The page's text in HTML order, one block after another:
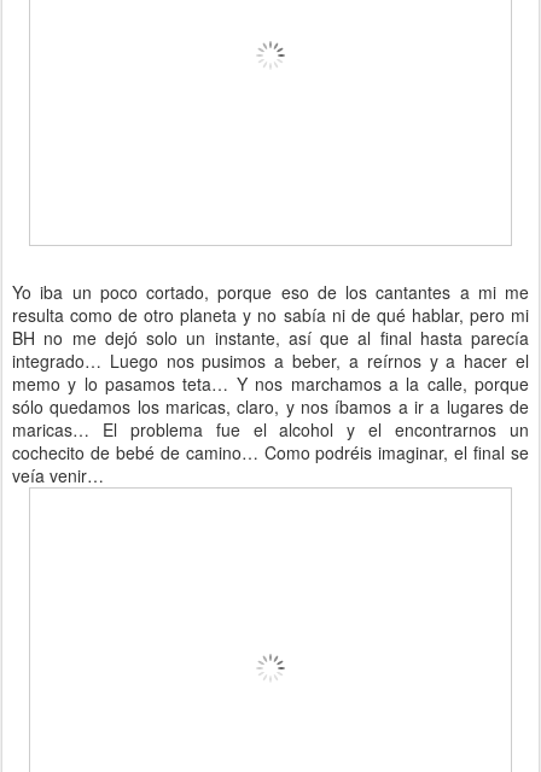
Yo iba un poco cortado, porque eso de los cantantes a mi me
resulta como de otro planeta y no sabía ni de qué hablar, pero mi
BH no me dejó solo un instante, así que al final hasta parecía
integrado… Luego nos pusimos a beber, a reírnos y a hacer el
memo y lo pasamos teta… Y nos marchamos a la calle, porque
sólo quedamos los maricas, claro, y nos íbamos a ir a lugares de
maricas… El problema fue el alcohol y el encontrarnos un
cochecito de bebé de camino… Como podréis imaginar, el final se
veía venir…